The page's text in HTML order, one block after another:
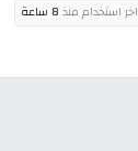
اخر استخدام منذ 8 ساعة